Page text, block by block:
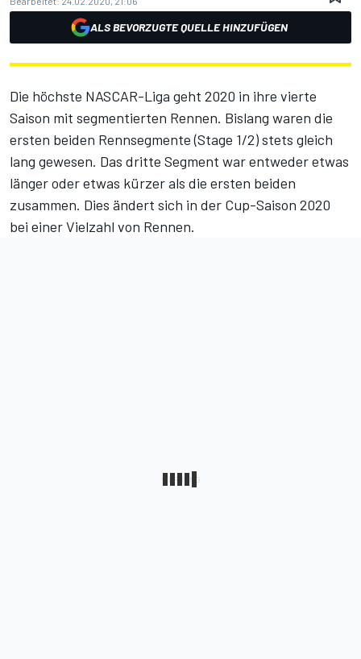
ALS BEVORZUGTE QUELLE HINZUFÜGEN
Die höchste NASCAR-Liga geht 2020 in ihre vierte
Saison mit segmentierten Rennen. Bislang waren die
ersten beiden Rennsegmente (Stage 1/2) stets gleich
lang gewesen. Das dritte Segment war entweder etwas
länger oder etwas kürzer als die ersten beiden
zusammen. Dies ändert sich in der Cup-Saison 2020
bei einer Vielzahl von Rennen.